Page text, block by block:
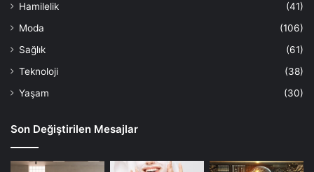
Hamilelik
(41)
Moda
(106)
Sağlık
(61)
Teknoloji
(38)
Yaşam
(30)
Son Değiştirilen Mesajlar